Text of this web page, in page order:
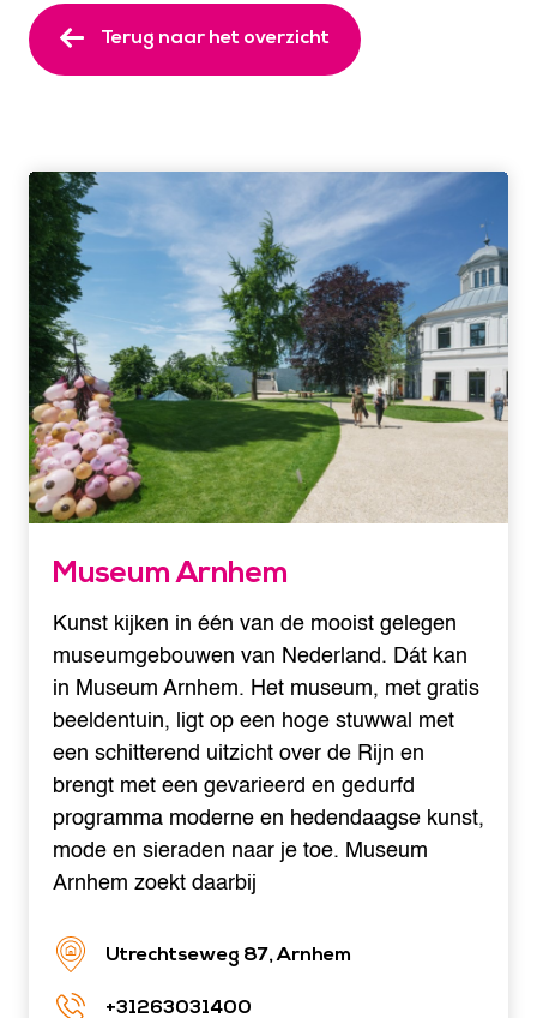
Terug naar het overzicht
Museum Arnhem
Kunst kijken in één van de mooist gelegen
museumgebouwen van Nederland. Dát kan
in Museum Arnhem. Het museum, met gratis
beeldentuin, ligt op een hoge stuwwal met
een schitterend uitzicht over de Rijn en
brengt met een gevarieerd en gedurfd
programma moderne en hedendaagse kunst,
mode en sieraden naar je toe. Museum
Arnhem zoekt daarbij
Utrechtseweg 87, Arnhem
+31263031400